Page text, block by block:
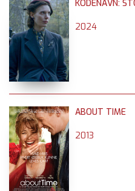
KODENAVN:
2024
ABOUT TIME
2013